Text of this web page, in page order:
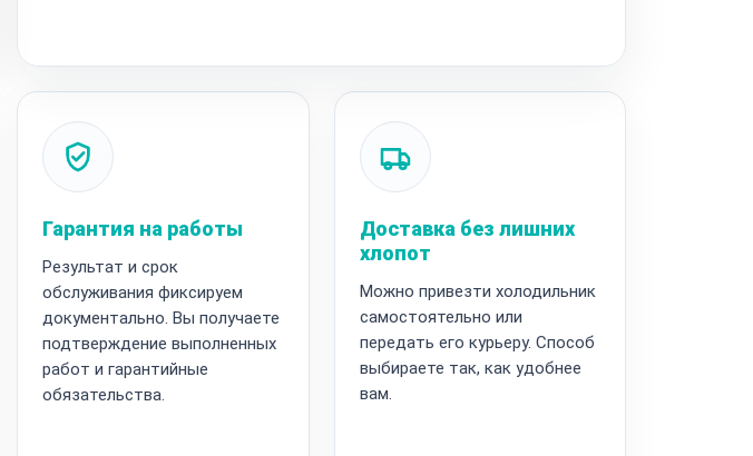
Гарантия на работы
Результат и срок
обслуживания фиксируем
документально. Вы получаете
подтверждение выполненных
работ и гарантийные
обязательства.
Доставка без лишних
хлопот
Можно привезти холодильник
самостоятельно или
передать его курьеру. Способ
выбираете так, как удобнее
вам.